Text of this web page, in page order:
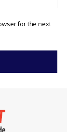
for the next